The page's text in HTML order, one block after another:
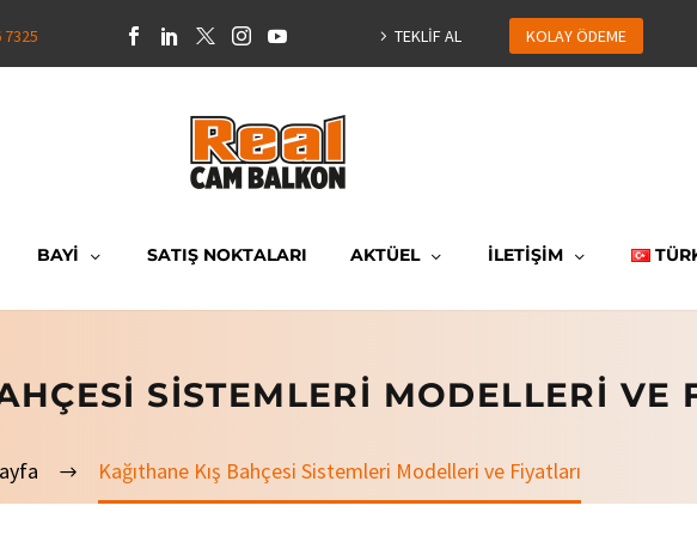
7325 TEKLİF AL KOLAY ÖDEME
BAYİ SATIŞ NOKTALARI AKTÜEL İLETİŞİM
SISTEMLERI MODELLERI VE
Kağıthane Kış Bahçesi Sistemleri Modelleri ve Fiyatları